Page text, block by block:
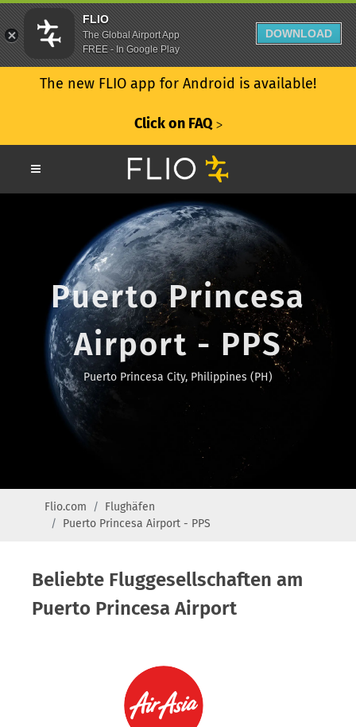
The new FLIO app for Android is available!
Click on FAQ ᐳ
Puerto Princesa
Airport - PPS
Puerto Princesa City, Philippines (PH)
Flio.com
Flughäfen
Puerto Princesa Airport - PPS
Beliebte Fluggesellschaften am
Puerto Princesa Airport
FLIO
The Global Airport App
FREE - In Google Play
DOWNLOAD